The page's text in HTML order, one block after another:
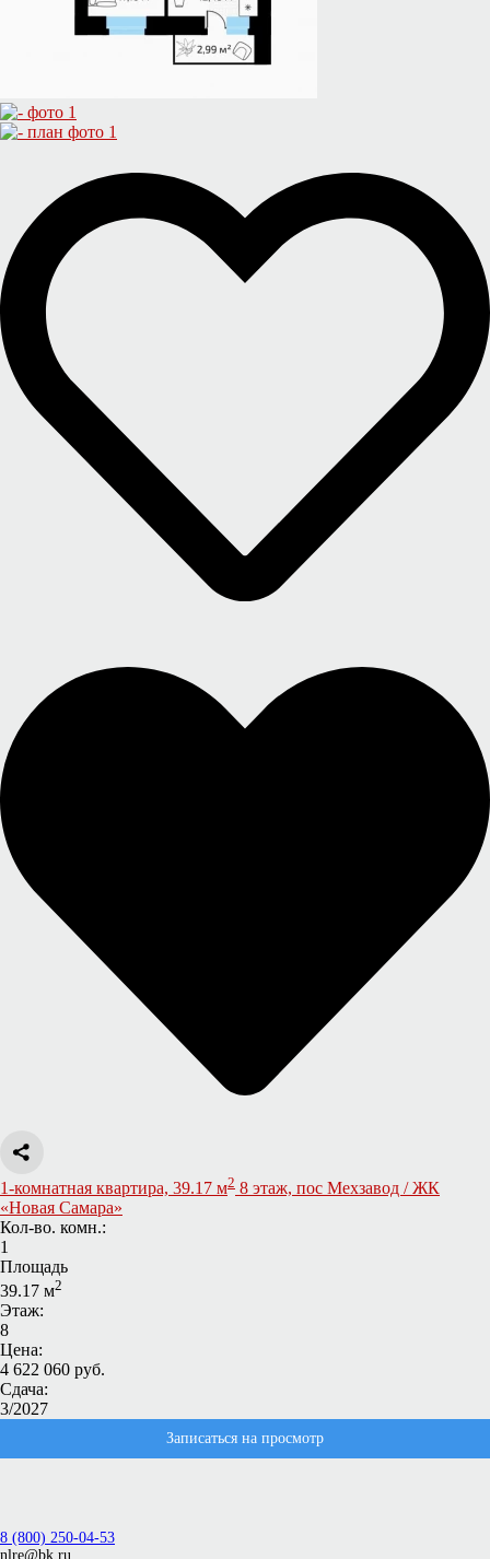
1-комнатная квартира, 39.17 м2 8 этаж, пос Мехзавод / ЖК
«Новая Самара»
Кол-во. комн.:
1
Площадь
39.17 м2
Этаж:
8
Цена:
4 622 060 руб.
Сдача:
3/2027
Записаться на просмотр
8 (800) 250-04-53
nlre@bk.ru